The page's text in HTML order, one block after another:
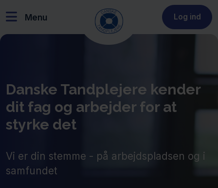
Menu Log ind
Danske Tandplejere kender
dit fag og arbejder for at
styrke det
Vi er din stemme - på arbejdspladsen og i
samfundet